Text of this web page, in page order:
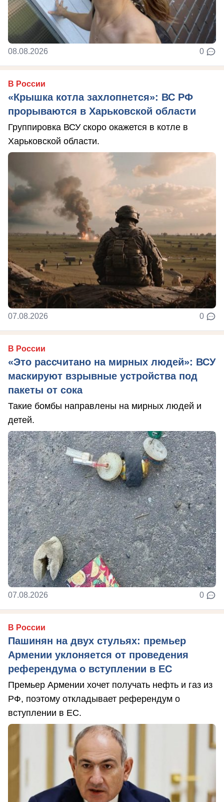
08.08.2026 0
В России
«Крышка котла захлопнется»: ВС РФ
прорываются в Харьковской области
Группировка ВСУ скоро окажется в котле в
Харьковской области.
07.08.2026 0
В России
«Это рассчитано на мирных людей»: ВСУ
маскируют взрывные устройства под
пакеты от сока
Такие бомбы направлены на мирных людей и
детей.
07.08.2026 0
В России
Пашинян на двух стульях: премьер
Армении уклоняется от проведения
референдума о вступлении в ЕС
Премьер Армении хочет получать нефть и газ из
РФ, поэтому откладывает референдум о
вступлении в ЕС.